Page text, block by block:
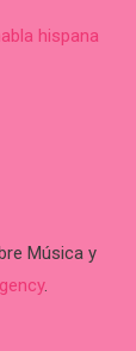
hispana
Música y
.